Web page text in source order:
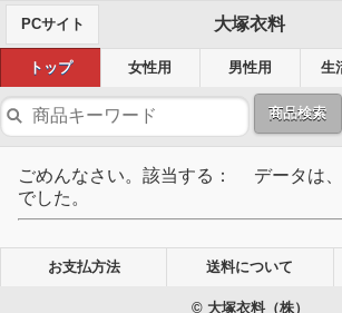
PCサイト 大塚衣料
トップ 女性用 男性用 生
商品検索
ごめんなさい。該当する： データは
でした。
お支払方法 送料について
© 大塚衣料（株）